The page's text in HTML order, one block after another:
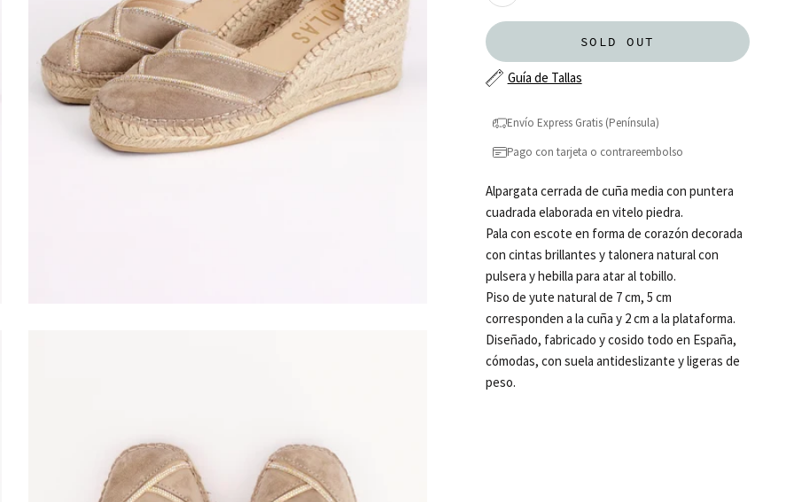
SOLD OUT
Guía de Tallas
Envío Express Gratis (Península)
Pago con tarjeta o contrareembolso
Alpargata cerrada de cuña media con puntera
cuadrada elaborada en vitelo piedra.
Pala con escote en forma de corazón decorada
con cintas brillantes y talonera natural con
pulsera y hebilla para atar al tobillo.
Piso de yute natural de 7 cm, 5 cm
corresponden a la cuña y 2 cm a la plataforma.
Diseñado, fabricado y cosido todo en España,
cómodas, con suela antideslizante y ligeras de
peso.